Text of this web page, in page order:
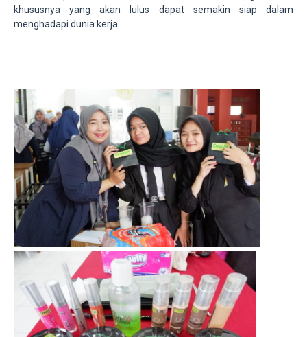
khususnya yang akan lulus dapat semakin siap dalam
menghadapi dunia kerja.